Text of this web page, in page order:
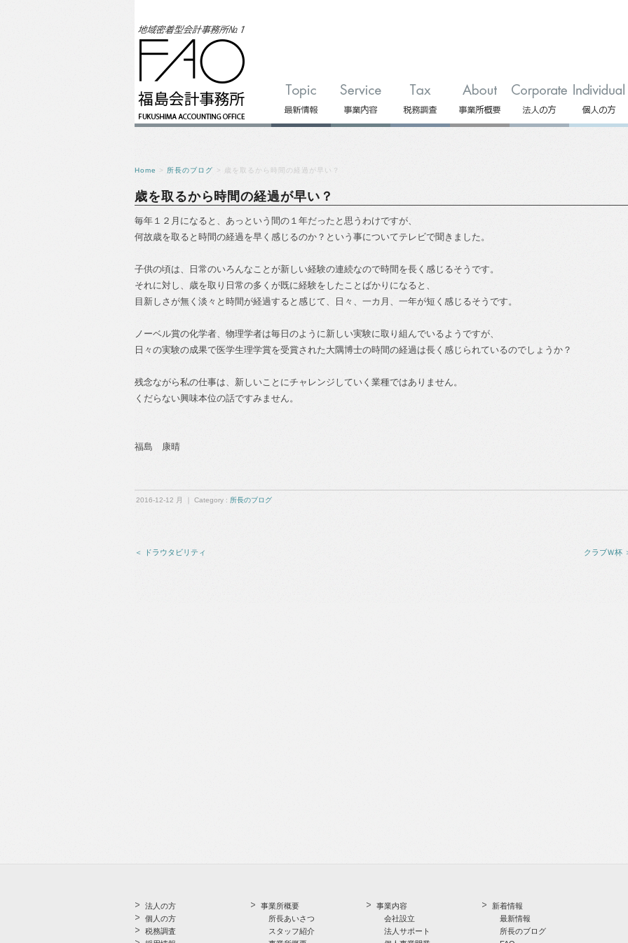
Home > 所長のブログ > 歳を取るから時間の経過が早い？
歳を取るから時間の経過が早い？
毎年１２月になると、あっという間の１年だったと思うわけですが、
何故歳を取ると時間の経過を早く感じるのか？という事についてテレビで聞きました。
子供の頃は、日常のいろんなことが新しい経験の連続なので時間を長く感じるそうです。
それに対し、歳を取り日常の多くが既に経験をしたことばかりになると、
目新しさが無く淡々と時間が経過すると感じて、日々、一カ月、一年が短く感じるそうです。
ノーベル賞の化学者、物理学者は毎日のように新しい実験に取り組んでいるようですが、
日々の実験の成果で医学生理学賞を受賞された大隅博士の時間の経過は長く感じられているのでしょうか？
残念ながら私の仕事は、新しいことにチャレンジしていく業種ではありません。
くだらない興味本位の話ですみません。
福島 康晴
2016-12-12 月 ｜ Category : 所長のブログ
＜ ドラウタビリティ クラブＷ杯
法人の方
個人の方
税務調査
事業所概要
所長あいさつ
スタッフ紹介
事業内容
会社設立
法人サポート
新着情報
最新情報
所長のブログ